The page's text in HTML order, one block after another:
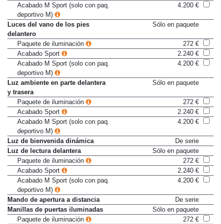
Acabado M Sport (solo con paq.
deportivo M)
4.200 €
Luces del vano de los pies
delantero
Sólo en paquete
Paquete de iluminación
272 €
Acabado Sport
2.240 €
Acabado M Sport (solo con paq.
deportivo M)
4.200 €
Luz ambiente en parte delantera
y trasera
Sólo en paquete
Paquete de iluminación
272 €
Acabado Sport
2.240 €
Acabado M Sport (solo con paq.
deportivo M)
4.200 €
Luz de bienvenida dinámica
De serie
Luz de lectura delantera
Sólo en paquete
Paquete de iluminación
272 €
Acabado Sport
2.240 €
Acabado M Sport (solo con paq.
deportivo M)
4.200 €
Mando de apertura a distancia
De serie
Manillas de puertas iluminadas
Sólo en paquete
Paquete de iluminación
272 €